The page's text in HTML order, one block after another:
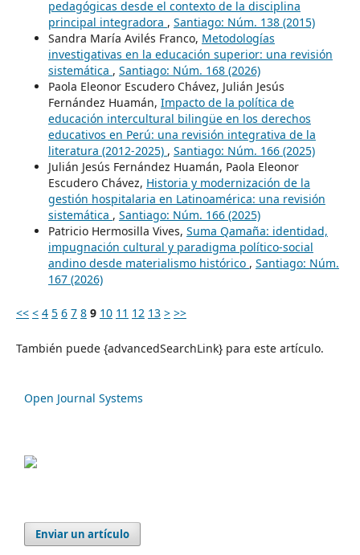
pedagógicas desde el contexto de la disciplina
principal integradora , Santiago: Núm. 138 (2015)
Sandra María Avilés Franco, Metodologías
investigativas en la educación superior: una revisión
sistemática , Santiago: Núm. 168 (2026)
Paola Eleonor Escudero Chávez, Julián Jesús
Fernández Huamán, Impacto de la política de
educación intercultural bilingüe en los derechos
educativos en Perú: una revisión integrativa de la
literatura (2012-2025) , Santiago: Núm. 166 (2025)
Julián Jesús Fernández Huamán, Paola Eleonor
Escudero Chávez, Historia y modernización de la
gestión hospitalaria en Latinoamérica: una revisión
sistemática , Santiago: Núm. 166 (2025)
Patricio Hermosilla Vives, Suma Qamaña: identidad,
impugnación cultural y paradigma político-social
andino desde materialismo histórico , Santiago: Núm.
167 (2026)
<< < 4 5 6 7 8 9 10 11 12 13 > >>
También puede {advancedSearchLink} para este artículo.
Open Journal Systems
Enviar un artículo